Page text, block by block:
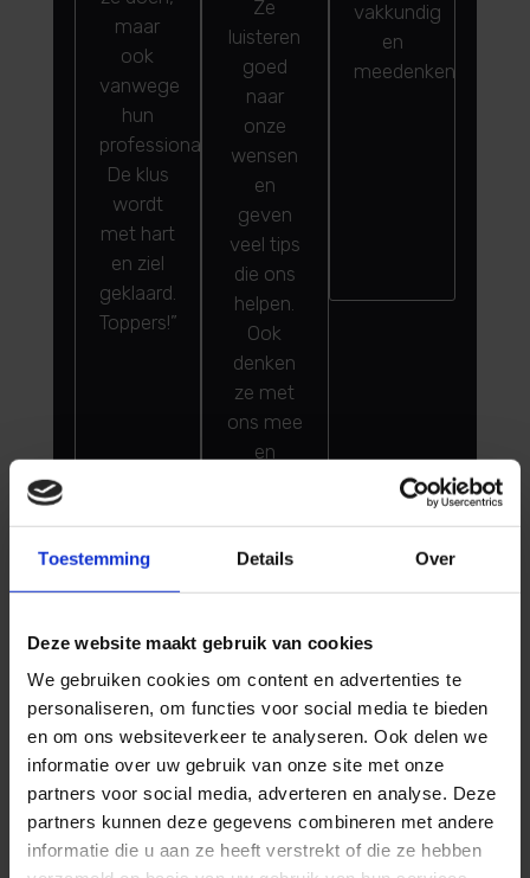
Toestemming Details Over
Deze website maakt gebruik van cookies
We gebruiken cookies om content en advertenties te
personaliseren, om functies voor social media te bieden
en om ons websiteverkeer te analyseren. Ook delen we
informatie over uw gebruik van onze site met onze
partners voor social media, adverteren en analyse. Deze
partners kunnen deze gegevens combineren met andere
informatie die u aan ze heeft verstrekt of die ze hebben
maar
ook
vanwege
hun
professionaliteit.
De klus
wordt
met hart
en ziel
geklaard.
Toppers!”
Ze
luisteren
goed
naar
onze
wensen
en
geven
veel tips
die ons
helpen.
Ook
denken
ze met
ons mee
en
afspraken.”
vakkundig
en
meedenkend!”
Klik hier voor meer GOOGLE
reviews